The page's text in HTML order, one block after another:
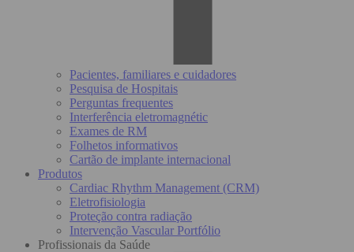
Pacientes, familiares e cuidadores
Pesquisa de Hospitais
Perguntas frequentes
Interferência eletromagnétic
Exames de RM
Folhetos informativos
Cartão de implante internacional
Produtos
Cardiac Rhythm Management (CRM)
Eletrofisiologia
Proteção contra radiação
Intervenção Vascular Portfólio
Profissionais da Saúde